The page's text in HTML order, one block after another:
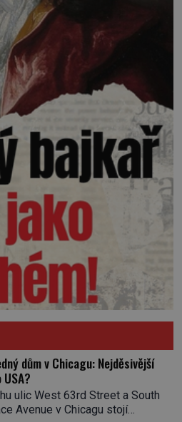
dům v Chicagu: Nejděsivější
ulic West 63rd Street a South
Avenue v Chicagu stojí